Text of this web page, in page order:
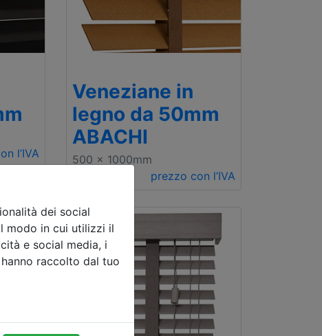
dei social
modo in cui utilizzi il
e social media, i
raccolto dal tuo
l’IVA
Veneziane in
legno da 50mm
ABACHI
500 x 1000mm
prezzo con l’IVA